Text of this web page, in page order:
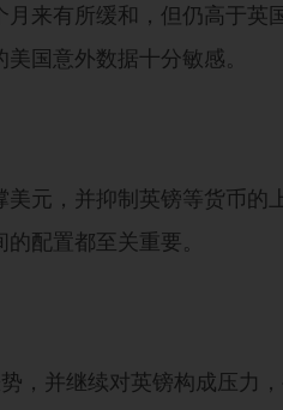
来有所缓和，但仍高于英
国意外数据十分敏感。
元，并抑制英镑等货币的
配置都至关重要。
，并继续对英镑构成压力